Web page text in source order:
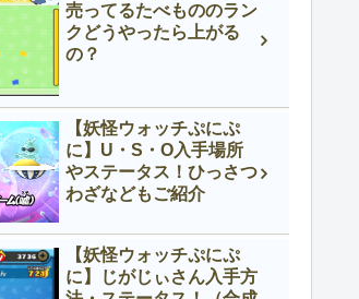
売ってるたべもののラン
クどうやったら上がる
の？
【妖怪ウォッチぷにぷ
に】U・S・O入手場所
やステータス！ひっさつ
わざなどもご紹介
【妖怪ウォッチぷにぷ
に】じがじぃさん入手方